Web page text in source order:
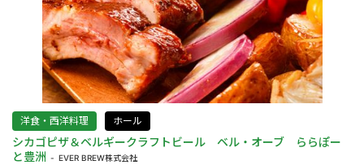
洋食・西洋料理 ホール
シカゴピザ＆ベルギークラフトビール ベル・オーブ ららぽー
と豊洲
EVER BREW株式会社